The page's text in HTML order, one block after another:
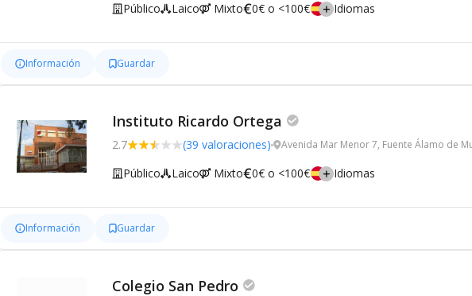
Público Laico Mixto 0€ o <100€ Idiomas
Información Guardar
Instituto Ricardo Ortega
2.7 (39 valoraciones) Avenida Mar Menor 7, Fuente Álamo de
Público Laico Mixto 0€ o <100€ Idiomas
Información Guardar
Colegio San Pedro